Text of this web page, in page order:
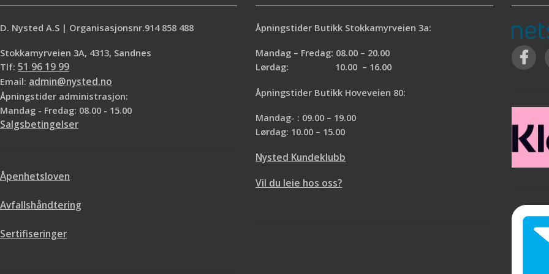
D. Nysted A.S | Organisasjonsnr.914 858 488
Stokkamyrveien 3A, 4313, Sandnes
Tlf: 51 96 19 99
Email: admin@nysted.no
Åpningstider administrasjon:
Mandag - Fredag: 08.00 - 15.00
Salgsbetingelser
Åpenhetsloven
Avfallshåndtering
Sertifiseringer
Åpningstider Butikk Stokkamyrveien 3a:
Mandag – Fredag: 08.00 – 20.00
Lørdag: 10.00 – 16.00
Åpningstider Butikk Hoveveien 80:
Mandag- : 09.00 – 19.00
Lørdag: 10.00 – 15.00
Nysted Kundeklubb
Vil du leie hos oss?